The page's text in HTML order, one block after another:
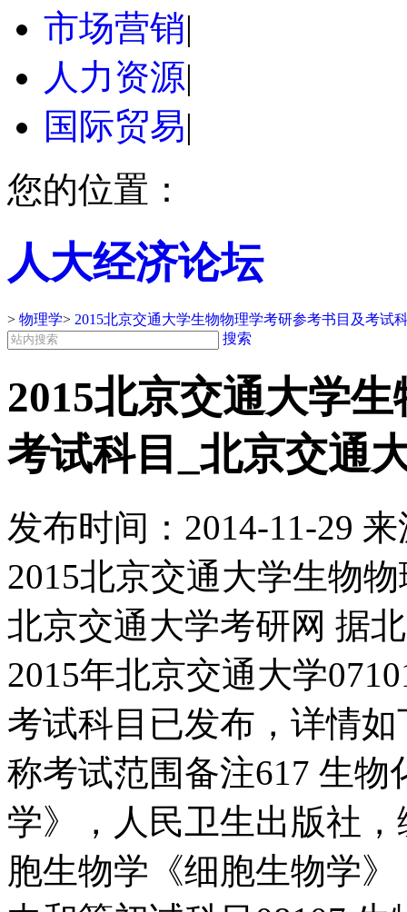
市场营销|
人力资源|
国际贸易|
您的位置：
人大经济论坛
> 物理学> 2015北京交通大学生物物理学考研参考书目及考试
搜索
2015北京交通大学
考试科目_北京交通
发布时间： 2014-11-29 来
2015北京交通大学生物
北京交通大学考研网 据
2015年北京交通大学
考试科目已发布，详情
称考试范围备注617 生
学》，人民卫生出版社
胞生物学《细胞生物学